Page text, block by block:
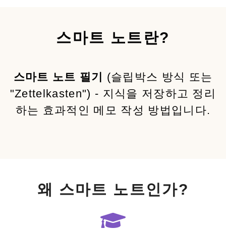
스마트 노트란?
스마트 노트 필기
(슬립박스 방식 또는
"Zettelkasten") - 지식을 저장하고 정리
하는 효과적인 메모 작성 방법입니다.
왜 스마트 노트인가?